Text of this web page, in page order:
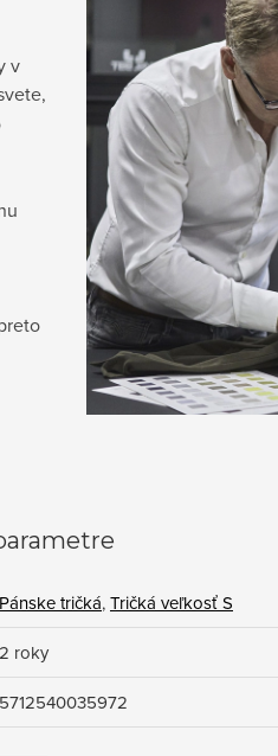
v
Pánske tričká,Tričká veľkosť S
2 roky
5712540035972